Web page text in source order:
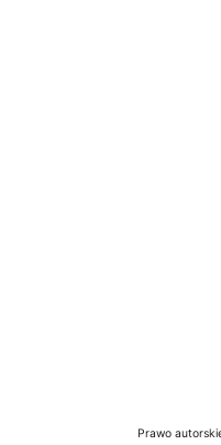
Prawo